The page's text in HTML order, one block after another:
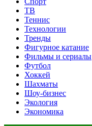
ТВ
Теннис
Технологии
Тренды
Фигурное катание
Фильмы и сериалы
Футбол
Хоккей
Шахматы
Шоу-бизнес
Экология
Экономика